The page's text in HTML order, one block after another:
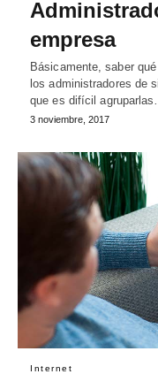
empresa
Básicamente, saber
los administradores de
que es difícil
3 noviembre, 2017
Internet